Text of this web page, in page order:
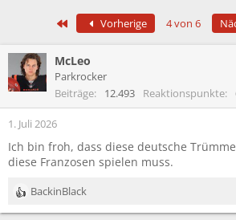
l
l
e
s
l
Erste Vorherige 4 von 6
McLeo
Parkrocker
Beiträge
12.493 Reaktionspunkte
1. Juli 2026
Ich bin froh, dass diese deutsche
diese Franzosen spielen muss.
R
e
BackinBlack